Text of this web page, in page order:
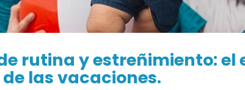
rutina y estreñimiento: el
las vacaciones.